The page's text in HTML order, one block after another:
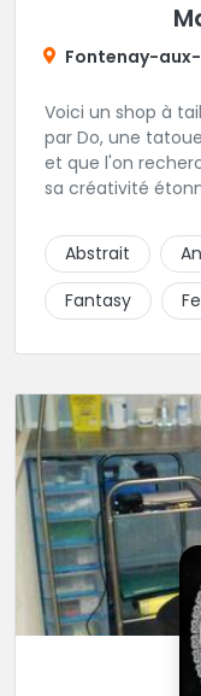
Fontenay-aux-
Voici un shop à
par Do, une
et que l'on
sa créativité étonnante. Ici toutes
client. Les séances de tatouage se font en musique
et dans une
Abstrait
Fantasy